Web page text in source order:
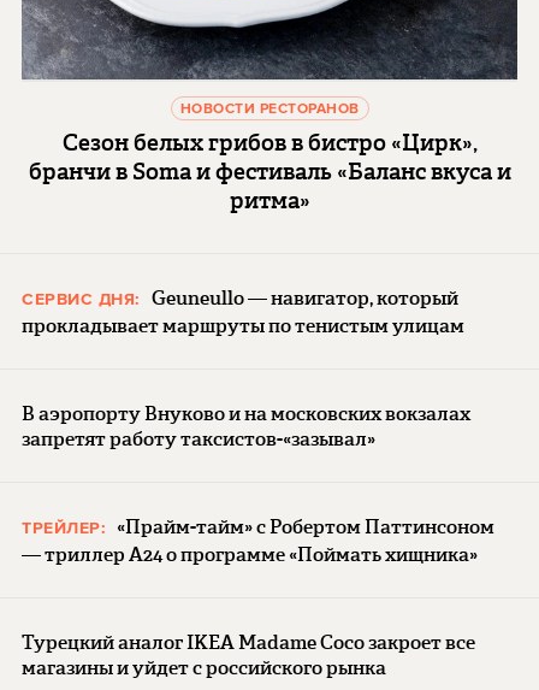
НОВОСТИ РЕСТОРАНОВ
Сезон белых грибов в бистро «Цирк»,
бранчи в Soma и фестиваль «Баланс вкуса и
ритма»
СЕРВИС ДНЯ:
Geuneullo — навигатор, который
прокладывает маршруты по тенистым улицам
В аэропорту Внуково и на московских вокзалах
запретят работу таксистов-«зазывал»
ТРЕЙЛЕР:
«Прайм-тайм» с Робертом Паттинсоном
— триллер A24 о программе «Поймать хищника»
Турецкий аналог IKEA Madame Coco закроет все
магазины и уйдет с российского рынка